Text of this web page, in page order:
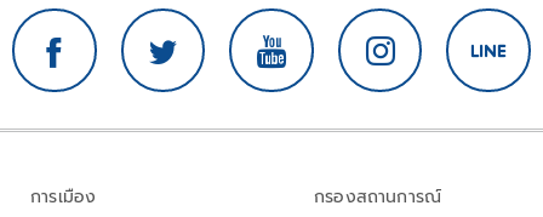
การเมือง
กรองสถานการณ์